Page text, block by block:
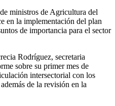
ministros de Agricultura del
en la implementación del plan
de importancia para el sector
Rodríguez, secretaria
sobre su primer mes de
intersectorial con los
de la revisión en la